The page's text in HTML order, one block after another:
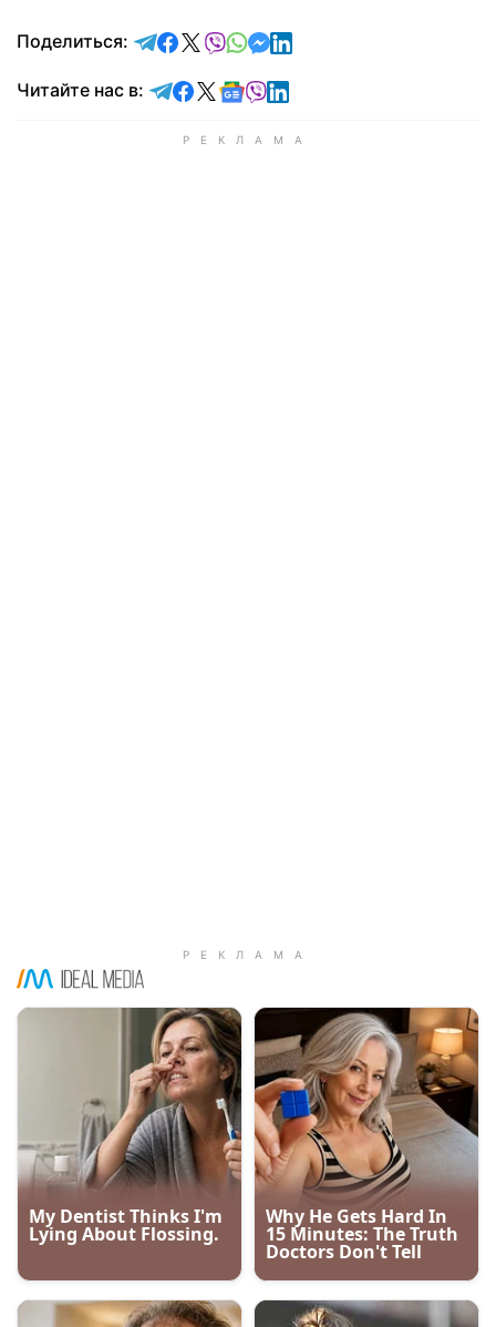
Поделиться: отправить в Telegram
поделиться в Facebook
поделиться в X
отправить в Viber
отправить в Whatsapp
отправить в Messenger
отправить в LinkedIn
Читайте нас в: Читайте в Telegram
Читайте в Facebook
Читайте в X
Читайте в Google news
Читайте в Viber
Читайте в LinkedIn